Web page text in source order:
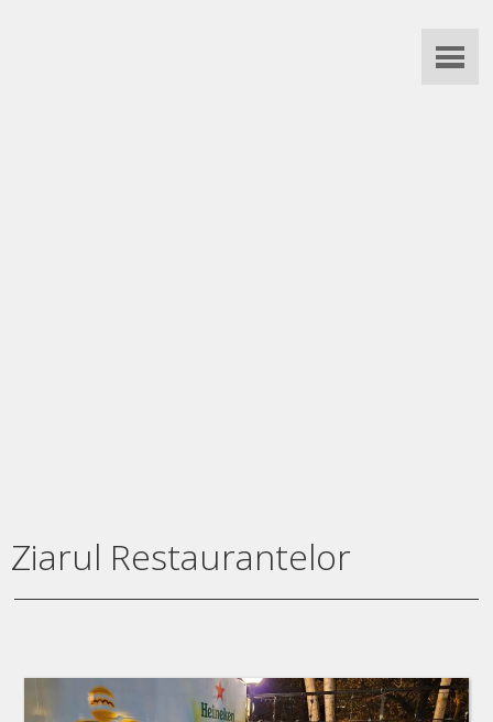
Ziarul Restaurantelor